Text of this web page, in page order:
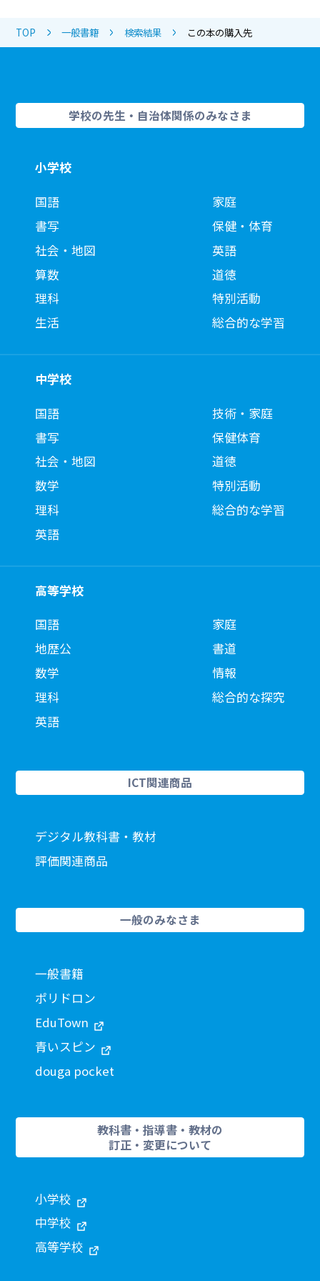
TOP 一般書籍 検索結果 この本の購入先
学校の先生・自治体関係のみなさま
小学校
国語
書写
社会・地図
算数
理科
生活
家庭
保健・体育
英語
道徳
特別活動
総合的な学習
中学校
国語
書写
社会・地図
数学
理科
英語
技術・家庭
保健体育
道徳
特別活動
総合的な学習
高等学校
国語
地歴公
数学
理科
英語
家庭
書道
情報
総合的な探究
ICT関連商品
デジタル教科書・教材
評価関連商品
一般のみなさま
一般書籍
ポリドロン
EduTown
青いスピン
douga pocket
教科書・指導書・教材の
訂正・変更について
小学校
中学校
高等学校